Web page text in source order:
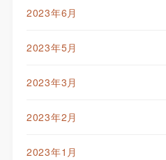
2023年6月
2023年5月
2023年3月
2023年2月
2023年1月